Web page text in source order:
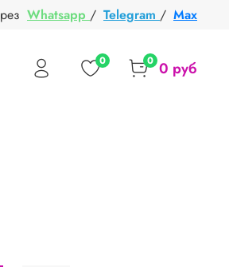
Whatsapp / Telegram / Max
0 0 0 руб